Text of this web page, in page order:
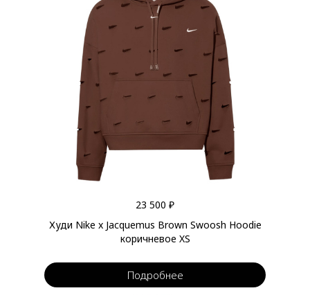
23 500 ₽
Худи Nike x Jacquemus Brown Swoosh Hoodie
коричневое XS
Подробнее